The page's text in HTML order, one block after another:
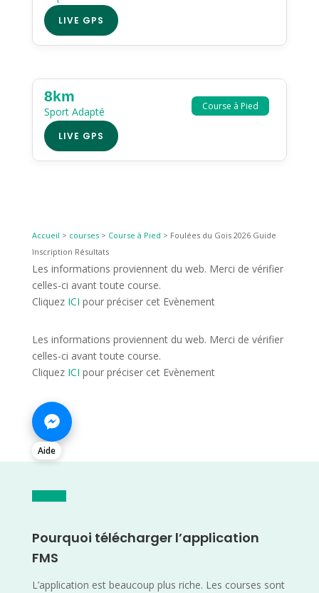
LIVE GPS
Course à Pied
8km
Sport Adapté
LIVE GPS
Accueil > courses> Course à Pied > Foulées du Gois 2026 Guide
Inscription Résultats
Les informations proviennent du web. Merci de vérifier
celles-ci avant toute course.
Cliquez ICI pour préciser cet Evènement
Les informations proviennent du web. Merci de vérifier
celles-ci avant toute course.
Cliquez ICI pour préciser cet Evènement
Aide
Pourquoi télécharger l’application
FMS
L’application est beaucoup plus riche. Les courses sont